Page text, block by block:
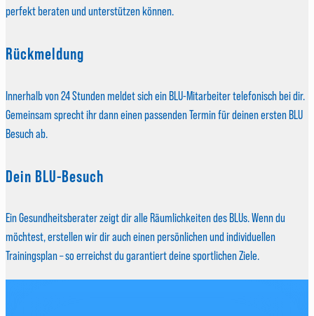
perfekt beraten und unterstützen können.
Rückmeldung
Innerhalb von 24 Stunden meldet sich ein BLU-Mitarbeiter telefonisch bei dir.
Gemeinsam sprecht ihr dann einen passenden Termin für deinen ersten BLU
Besuch ab.
Dein BLU-Besuch
Ein Gesundheitsberater zeigt dir alle Räumlichkeiten des BLUs. Wenn du
möchtest, erstellen wir dir auch einen persönlichen und individuellen
Trainingsplan – so erreichst du garantiert deine sportlichen Ziele.